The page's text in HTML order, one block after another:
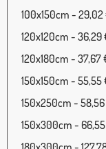
100x150cm -
120x120cm - 36,29
120x180cm - 37,67
150x150cm - 55,55
150x250cm -
150x300cm -